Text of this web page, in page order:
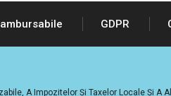
GDPR
A Impozitelor Şi Taxelor Locale Şi A